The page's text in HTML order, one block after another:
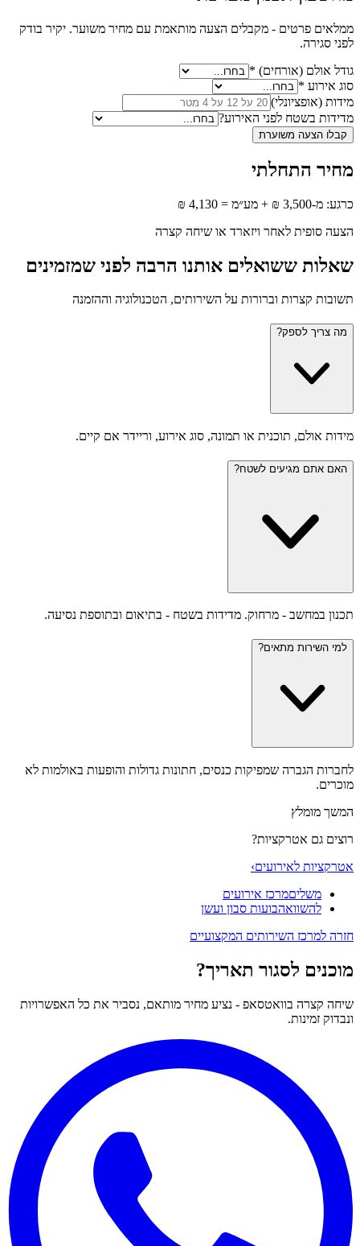
ממלאים פרטים - מקבלים הצעה מותאמת עם מחיר משוער. יקיר בודק
לפני סגירה.
גודל אולם (אורחים) *
סוג אירוע *
מידות (אופציונלי)
מדידות בשטח לפני האירוע?
קבלו הצעה משוערת
מחיר התחלתי
כרגע: מ-3,500 ₪ + מע״מ = 4,130 ₪
הצעה סופית לאחר ויזארד או שיחה קצרה
שאלות ששואלים אותנו הרבה לפני שמזמינים
תשובות קצרות וברורות על השירותים, הטכנולוגיה וההזמנה
מה צריך לספק?
מידות אולם, תוכנית או תמונה, סוג אירוע, וריידר אם קיים.
האם אתם מגיעים לשטח?
תכנון במחשב - מרחוק. מדידות בשטח - בתיאום ובתוספת נסיעה.
למי השירות מתאים?
לחברות הגברה שמפיקות כנסים, חתונות גדולות והופעות באולמות לא
מוכרים.
המשך מומלץ
רוצים גם אטרקציות?
אטרקציות לאירועים›
משליםמרכז אירועים
להשוואהבועות סבון ועשן
חזרה למרכז השירותים המקצועיים
מוכנים לסגור תאריך?
שיחה קצרה בוואטסאפ - נציע מחיר מותאם, נסביר את כל האפשרויות
ונבדוק זמינות.